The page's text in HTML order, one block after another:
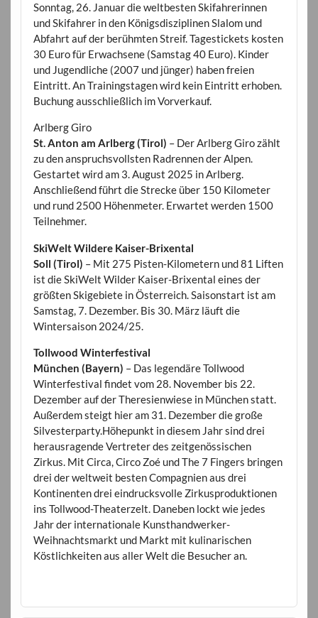
Sonntag, 26. Januar die weltbesten Skifahrerinnen
und Skifahrer in den Königsdisziplinen Slalom und
Abfahrt auf der berühmten Streif. Tagestickets kosten
30 Euro für Erwachsene (Samstag 40 Euro). Kinder
und Jugendliche (2007 und jünger) haben freien
Eintritt. An Trainingstagen wird kein Eintritt erhoben.
Buchung ausschließlich im Vorverkauf.
Arlberg Giro
St. Anton am Arlberg (Tirol) – Der Arlberg Giro zählt
zu den anspruchsvollsten Radrennen der Alpen.
Gestartet wird am 3. August 2025 in Arlberg.
Anschließend führt die Strecke über 150 Kilometer
und rund 2500 Höhenmeter. Erwartet werden 1500
Teilnehmer.
SkiWelt Wildere Kaiser-Brixental
Soll (Tirol) – Mit 275 Pisten-Kilometern und 81 Liften
ist die SkiWelt Wilder Kaiser-Brixental eines der
größten Skigebiete in Österreich. Saisonstart ist am
Samstag, 7. Dezember. Bis 30. März läuft die
Wintersaison 2024/25.
Tollwood Winterfestival
München (Bayern) – Das legendäre Tollwood
Winterfestival findet vom 28. November bis 22.
Dezember auf der Theresienwiese in München statt.
Außerdem steigt hier am 31. Dezember die große
Silvesterparty.Höhepunkt in diesem Jahr sind drei
herausragende Vertreter des zeitgenössischen
Zirkus. Mit Circa, Circo Zoé und The 7 Fingers bringen
drei der weltweit besten Compagnien aus drei
Kontinenten drei eindrucksvolle Zirkusproduktionen
ins Tollwood-Theaterzelt. Daneben lockt wie jedes
Jahr der internationale Kunsthandwerker-
Weihnachtsmarkt und Markt mit kulinarischen
Köstlichkeiten aus aller Welt die Besucher an.